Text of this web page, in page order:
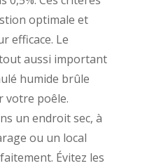
optimale et
efficace. Le
aussi important
humide brûle
votre poêle.
un endroit sec, à
ou un local
Évitez les